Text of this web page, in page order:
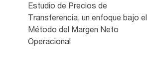
Estudio de Precios de
Transferencia, un enfoque bajo el
Método del Margen Neto
Operacional